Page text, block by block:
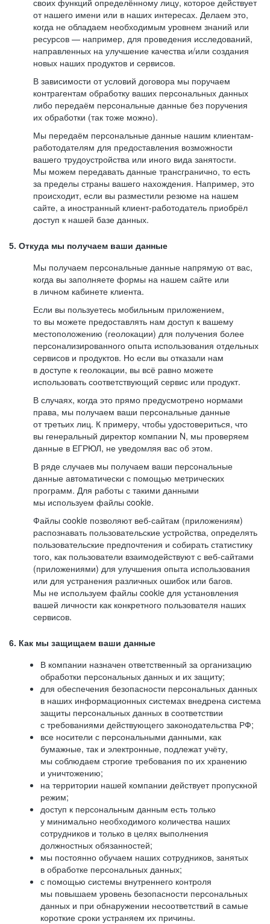
своих функций определённому лицу, которое действует
от нашего имени или в наших интересах. Делаем это,
когда не обладаем необходимым уровнем знаний или
ресурсов — например, для проведения исследований,
направленных на улучшение качества и/или создания
новых наших продуктов и сервисов.
В зависимости от условий договора мы поручаем
контрагентам обработку ваших персональных данных
либо передаём персональные данные без поручения
их обработки (так тоже можно).
Мы передаём персональные данные нашим клиентам-
работодателям для предоставления возможности
вашего трудоустройства или иного вида занятости.
Мы можем передавать данные трансгранично, то есть
за пределы страны вашего нахождения. Например, это
происходит, если вы разместили резюме на нашем
сайте, а иностранный клиент-работодатель приобрёл
доступ к нашей базе данных.
5. Откуда мы получаем ваши данные
Мы получаем персональные данные напрямую от вас,
когда вы заполняете формы на нашем сайте или
в личном кабинете клиента.
Если вы пользуетесь мобильным приложением,
то вы можете предоставлять нам доступ к вашему
местоположению (геолокации) для получения более
персонализированного опыта использования отдельных
сервисов и продуктов. Но если вы отказали нам
в доступе к геолокации, вы всё равно можете
использовать соответствующий сервис или продукт.
В случаях, когда это прямо предусмотрено нормами
права, мы получаем ваши персональные данные
от третьих лиц. К примеру, чтобы удостовериться, что
вы генеральный директор компании N, мы проверяем
данные в ЕГРЮЛ, не уведомляя вас об этом.
В ряде случаев мы получаем ваши персональные
данные автоматически с помощью метрических
программ. Для работы с такими данными
мы используем файлы cookie.
Файлы cookie позволяют веб-сайтам (приложениям)
распознавать пользовательские устройства, определять
пользовательские предпочтения и собирать статистику
того, как пользователи взаимодействуют с веб-сайтами
(приложениями) для улучшения опыта использования
или для устранения различных ошибок или багов.
Мы не используем файлы cookie для установления
вашей личности как конкретного пользователя наших
сервисов.
6. Как мы защищаем ваши данные
В компании назначен ответственный за организацию
обработки персональных данных и их защиту;
для обеспечения безопасности персональных данных
в наших информационных системах внедрена система
защиты персональных данных в соответствии
с требованиями действующего законодательства РФ;
все носители с персональными данными, как
бумажные, так и электронные, подлежат учёту,
мы соблюдаем строгие требования по их хранению
и уничтожению;
на территории нашей компании действует пропускной
режим;
доступ к персональным данным есть только
у минимально необходимого количества наших
сотрудников и только в целях выполнения
должностных обязанностей;
мы постоянно обучаем наших сотрудников, занятых
в обработке персональных данных;
с помощью системы внутреннего контроля
мы повышаем уровень безопасности персональных
данных и при обнаружении несоответствий в самые
короткие сроки устраняем их причины.